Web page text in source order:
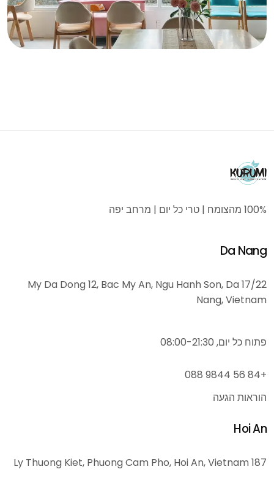
100% מהצומח | טרי כל יום | מרחב יפה
Da Nang
17/22 My Da Dong 12, Bac My An, Ngu Hanh Son, Da
Nang, Vietnam
פתוח כל יום, 08:00-21:30
+84 56 9844 088
הוראות הגעה
Hoi An
187 Ly Thuong Kiet, Phuong Cam Pho, Hoi An, Vietnam